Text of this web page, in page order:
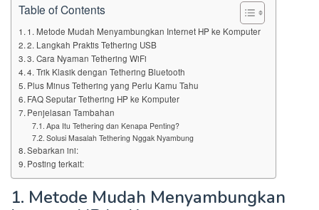
Table of Contents
1. Metode Mudah Menyambungkan Internet HP ke Komputer
2. Langkah Praktis Tethering USB
3. Cara Nyaman Tethering WiFi
4. Trik Klasik dengan Tethering Bluetooth
Plus Minus Tethering yang Perlu Kamu Tahu
FAQ Seputar Tethering HP ke Komputer
Penjelasan Tambahan
Apa Itu Tethering dan Kenapa Penting?
Solusi Masalah Tethering Nggak Nyambung
Sebarkan ini:
Posting terkait:
1. Metode Mudah Menyambungkan